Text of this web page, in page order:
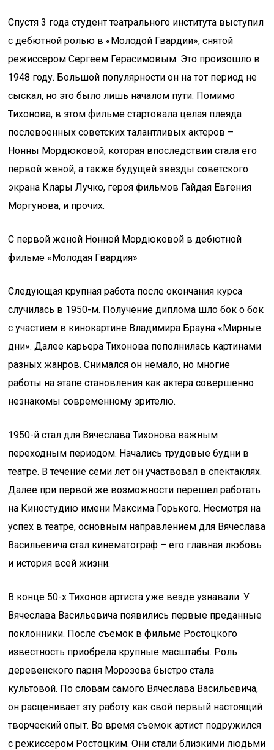
Спустя 3 года студент театрального института выступил
с дебютной ролью в «Молодой Гвардии», снятой
режиссером Сергеем Герасимовым. Это произошло в
1948 году. Большой популярности он на тот период не
сыскал, но это было лишь началом пути. Помимо
Тихонова, в этом фильме стартовала целая плеяда
послевоенных советских талантливых актеров –
Нонны Мордюковой, которая впоследствии стала его
первой женой, а также будущей звезды советского
экрана Клары Лучко, героя фильмов Гайдая Евгения
Моргунова, и прочих.
С первой женой Нонной Мордюковой в дебютной
фильме «Молодая Гвардия»
Следующая крупная работа после окончания курса
случилась в 1950-м. Получение диплома шло бок о бок
с участием в кинокартине Владимира Брауна «Мирные
дни». Далее карьера Тихонова пополнилась картинами
разных жанров. Снимался он немало, но многие
работы на этапе становления как актера совершенно
незнакомы современному зрителю.
1950-й стал для Вячеслава Тихонова важным
переходным периодом. Начались трудовые будни в
театре. В течение семи лет он участвовал в спектаклях.
Далее при первой же возможности перешел работать
на Киностудию имени Максима Горького. Несмотря на
успех в театре, основным направлением для Вячеслава
Васильевича стал кинематограф – его главная любовь
и история всей жизни.
В конце 50-х Тихонов артиста уже везде узнавали. У
Вячеслава Васильевича появились первые преданные
поклонники. После съемок в фильме Ростоцкого
известность приобрела крупные масштабы. Роль
деревенского парня Морозова быстро стала
культовой. По словам самого Вячеслава Васильевича,
он расценивает эту работу как свой первый настоящий
творческий опыт. Во время съемок артист подружился
с режиссером Ростоцким. Они стали близкими людьми